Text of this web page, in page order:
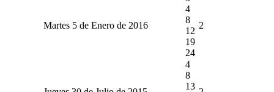
Martes 5 de Enero de 2016
4
8
12
19
24
2
4
8
13